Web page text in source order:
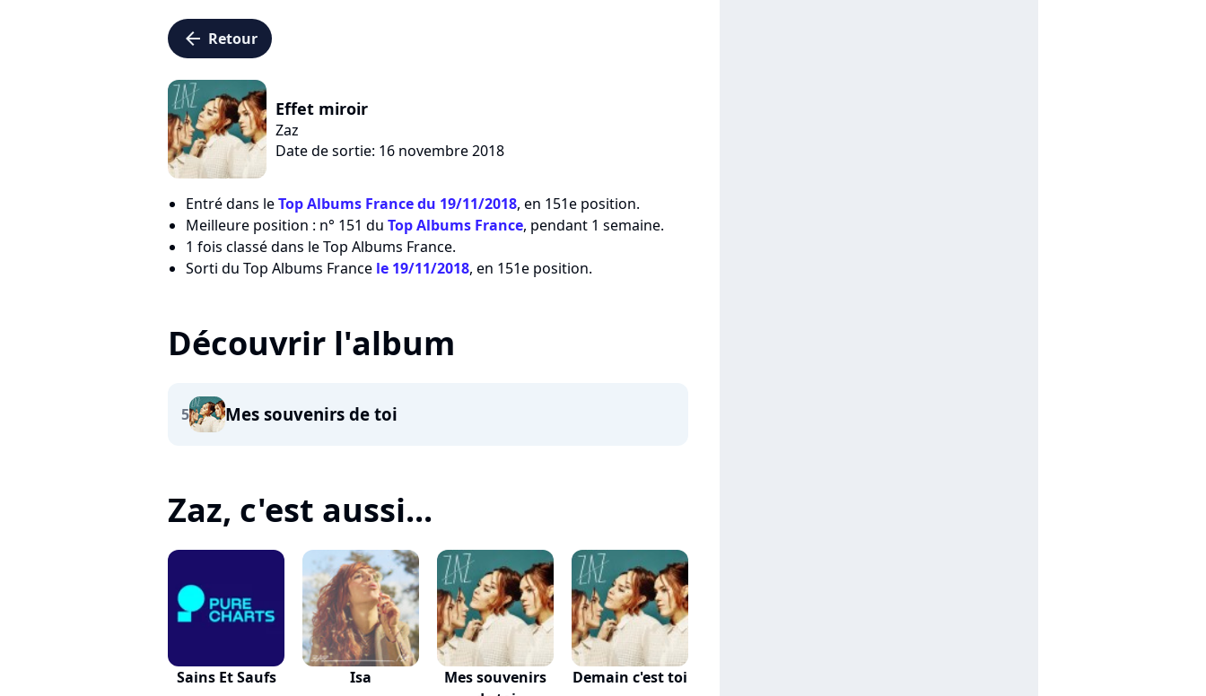
arrow_left Retour
Effet miroir
Zaz
Date de sortie: 16 novembre 2018
Entré dans leTop Albums France du 19/11/2018, en 151e position.
Meilleure position : n° 151 du Top Albums France, pendant 1 semaine.
1 fois classé dans le Top Albums France.
Sorti du Top Albums France le 19/11/2018, en 151e position.
Découvrir l'album
5 Mes souvenirs de toi
Zaz, c'est aussi...
Sains Et Saufs Isa
Mes souvenirs
Demain c'est toi